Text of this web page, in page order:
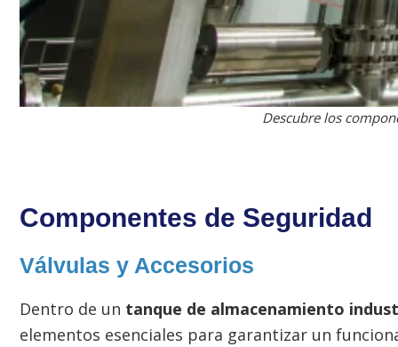
Descubre los
Componentes de Seguridad
Válvulas y Accesorios
Dentro de un tanque de almacenamiento
elementos esenciales para garantizar un